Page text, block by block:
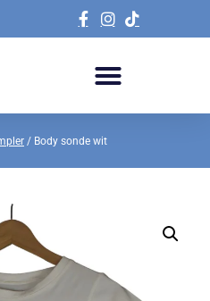
/ Body sonde wit